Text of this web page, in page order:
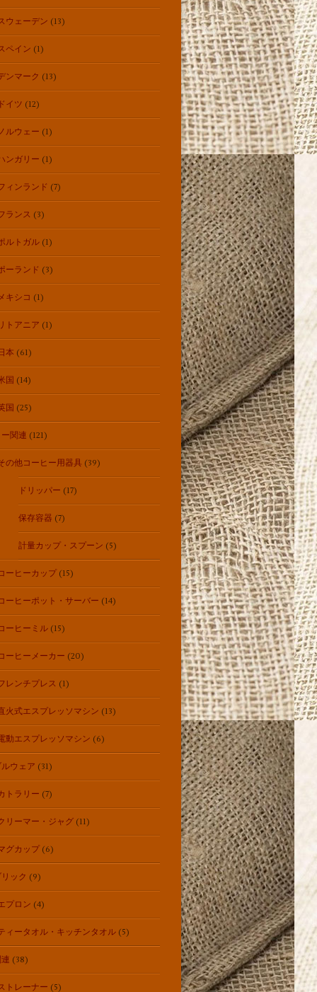
ウェーデン (13)
ペイン (1)
ンマーク (13)
イツ (12)
ルウェー (1)
ンガリー (1)
ィンランド (7)
ランス (3)
ルトガル (1)
ーランド (3)
キシコ (1)
トアニア (1)
本 (61)
国 (14)
国 (25)
関連 (121)
の他コーヒー用器具 (39)
ドリッパー (17)
保存容器 (7)
計量カップ・スプーン (5)
ーヒーカップ (15)
ーヒーポット・サーバー (14)
ーヒーミル (15)
ーヒーメーカー (20)
レンチプレス (1)
火式エスプレッソマシン (13)
動エスプレッソマシン (6)
ウェア (31)
トラリー (7)
リーマー・ジャグ (11)
グカップ (6)
ック (9)
プロン (4)
ィータオル・キッチンタオル (5)
(38)
トレーナー (5)